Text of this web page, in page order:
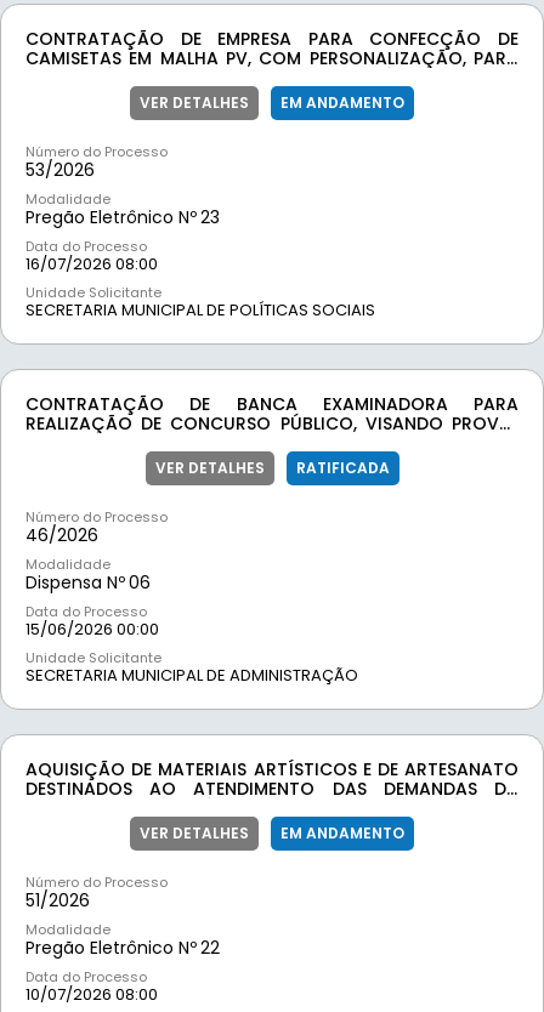
CONTRATAÇÃO DE EMPRESA PARA CONFECÇÃO DE
CAMISETAS EM MALHA PV, COM PERSONALIZAÇÃO, PARA
DA SECRETARIA DE POLÍTICAS SOCIAIS DO MUNICÍPIO DE
VER DETALHES EM ANDAMENTO
Número do Processo
53/2026
Modalidade
Pregão Eletrônico Nº23
Data do Processo
16/07/2026 08:00
Unidade Solicitante
SECRETARIA MUNICIPAL DE POLÍTICAS SOCIAIS
CONTRATAÇÃO DE BANCA EXAMINADORA PARA
REALIZAÇÃO DE CONCURSO PÚBLICO, VISANDO PROVER
VER DETALHES RATIFICADA
Número do Processo
46/2026
Modalidade
Dispensa Nº06
Data do Processo
15/06/2026 00:00
Unidade Solicitante
SECRETARIA MUNICIPAL DE ADMINISTRAÇÃO
AQUISIÇÃO DE MATERIAIS ARTÍSTICOS E DE ARTESANATO
DESTINADOS AO ATENDIMENTO DAS DEMANDAS DA
VER DETALHES EM ANDAMENTO
Número do Processo
51/2026
Modalidade
Pregão Eletrônico Nº22
Data do Processo
10/07/2026 08:00